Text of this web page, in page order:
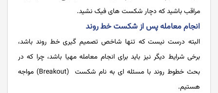
مراقب باشید که دچار شکست های فیک نشید.
انجام معامله پس از شکست خط روند
البته درست نیست که تنها شاخص تصمیم ‌گیری خط روند باشد،
برخی شرایط دیگر نیز باید برای انجام معامله مهیا باشد، چرا که در
بحث خطوط روند با مسئله ‌ای به نام شکست (Breakout) مواجه
هستیم.